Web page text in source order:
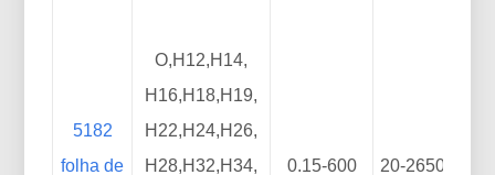
5182
folha de
O,H12,H14,
H16,H18,H19,
H22,H24,H26,
H28,H32,H34,
0.15-600 20-2650